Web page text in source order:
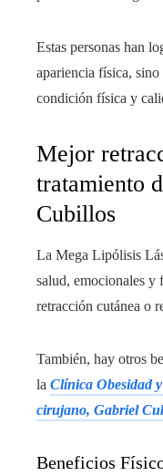
Estas personas han
apariencia física,
condición física y
Mejor
tratamiento
Cubillos
La Mega Lipólisis
salud, emocionales y
retracción cutánea o
También, hay otros
la Clínica Obesidad
cirujano, Gabriel
Beneficios